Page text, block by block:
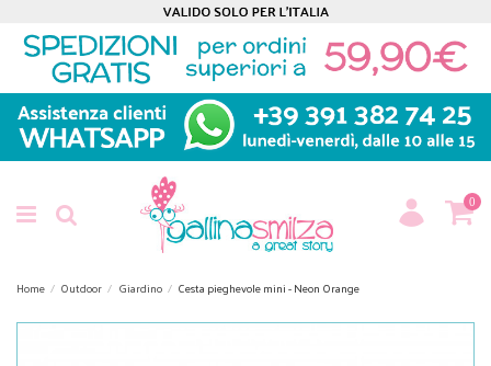
0
Home Outdoor Giardino Cesta pieghevole mini - Neon Orange